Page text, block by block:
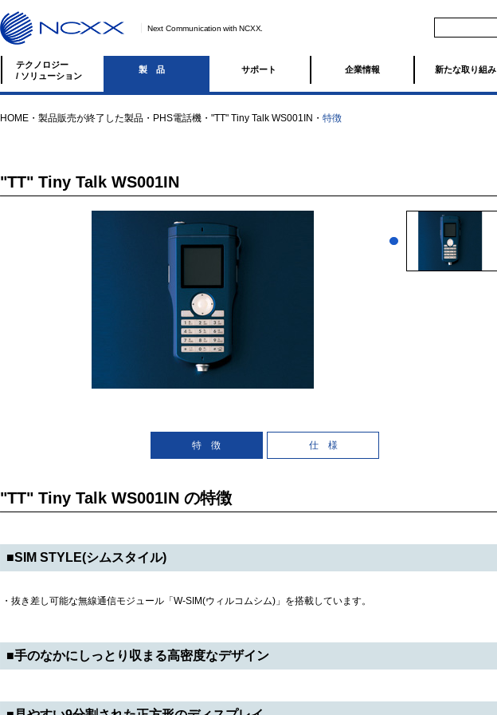
Next Communication with NCXX.
テクノロジー
/ ソリューション
製品 サポート 企業情報 新たな取り組み
HOME ・ 製品販売が終了した製品 ・ PHS電話機 ・ "TT" Tiny Talk WS001IN ・ 特徴
"TT" Tiny Talk WS001IN
特 徴 仕 様
"TT" Tiny Talk WS001IN の特徴
■SIM STYLE(シムスタイル)
・抜き差し可能な無線通信モジュール「W-SIM(ウィルコムシム)」を搭載しています。
■手のなかにしっとり収まる高密度なデザイン